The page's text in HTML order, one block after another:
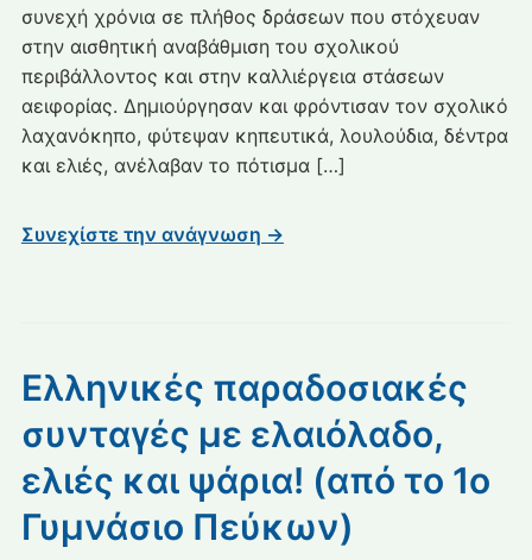
συνεχή χρόνια σε πλήθος δράσεων που στόχευαν
στην αισθητική αναβάθμιση του σχολικού
περιβάλλοντος και στην καλλιέργεια στάσεων
αειφορίας. Δημιούργησαν και φρόντισαν τον σχολικό
λαχανόκηπο, φύτεψαν κηπευτικά, λουλούδια, δέντρα
και ελιές, ανέλαβαν το πότισμα […]
Συνεχίστε την ανάγνωση →
Ελληνικές παραδοσιακές
συνταγές με ελαιόλαδο,
ελιές και ψάρια! (από το 1ο
Γυμνάσιο Πεύκων)